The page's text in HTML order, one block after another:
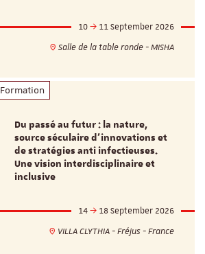
10
11 September 2026
Salle de la table ronde - MISHA
Formation
Du passé au futur : la nature,
source séculaire d’innovations et
de stratégies anti infectieuses.
Une vision interdisciplinaire et
inclusive
14
18 September 2026
VILLA CLYTHIA - Fréjus - France